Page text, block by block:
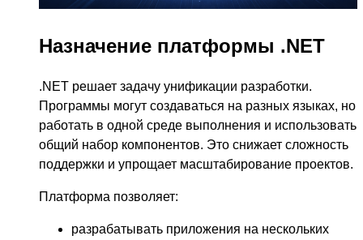
Назначение платформы .NET
.NET решает задачу унификации разработки.
Программы могут создаваться на разных языках, но
работать в одной среде выполнения и использовать
общий набор компонентов. Это снижает сложность
поддержки и упрощает масштабирование проектов.
Платформа позволяет:
разрабатывать приложения на нескольких